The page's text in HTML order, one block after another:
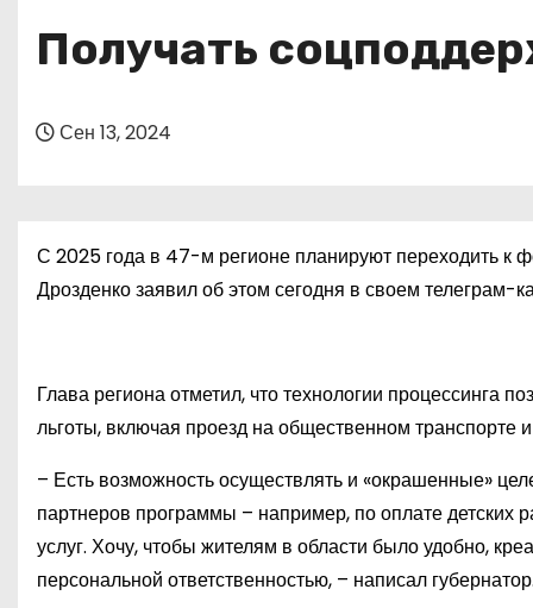
Получать
Сен 13, 2024
С 2025 года в 47-м регионе планируют переходить к
Дрозденко заявил об этом сегодня в своем телеграм-
Глава региона отметил, что технологии процессинга
льготы, включая проезд на общественном транспорте
– Есть возможность осуществлять и «окрашенные»
партнеров программы – например, по оплате детских
услуг. Хочу, чтобы жителям в области было удобно,
персональной ответственностью, – написал губернатор.